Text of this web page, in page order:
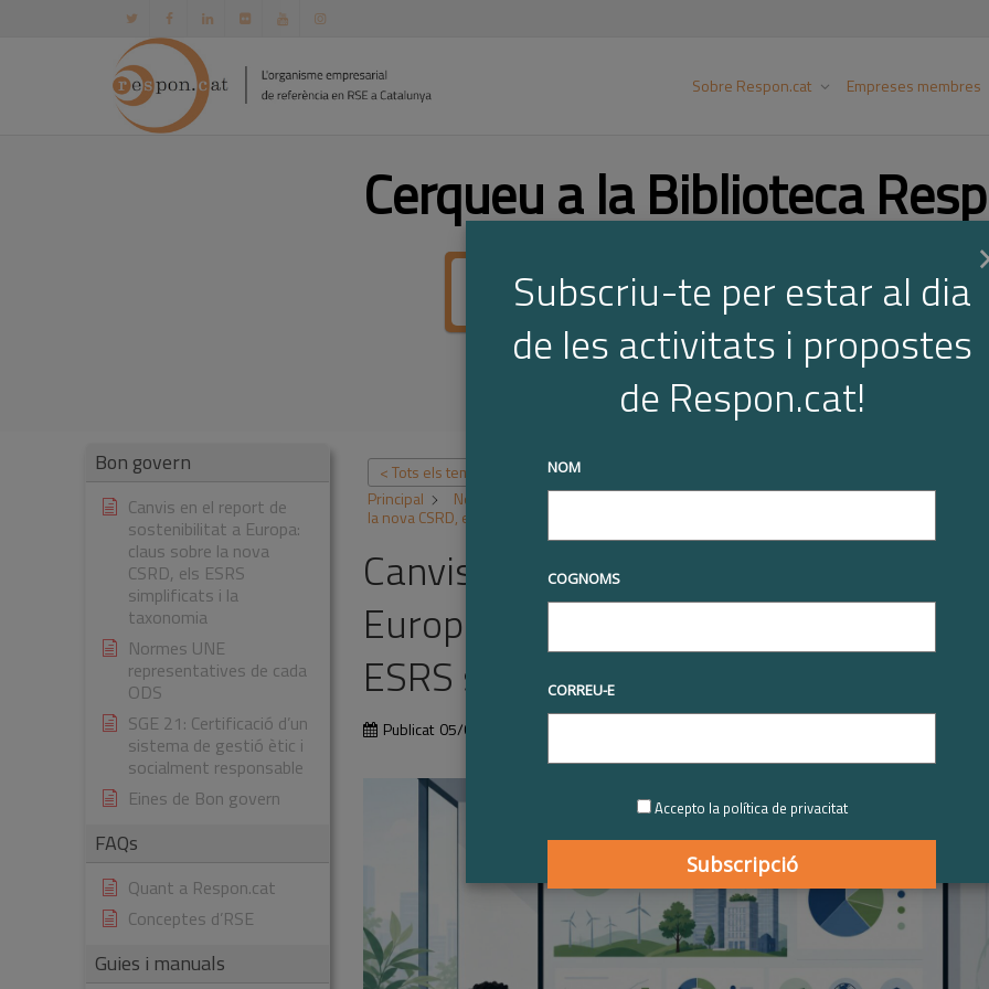
Sobre Respon.cat Empreses membres
Cerqueu a la Biblioteca
Bon govern
Canvis en el report de
sostenibilitat a Europa:
claus sobre la nova
CSRD, els ESRS
simplificats i la
taxonomia
Normes UNE
representatives de cada
ODS
SGE 21: Certificació d’un
sistema de gestió ètic i
socialment responsable
Eines de Bon govern
FAQs
Quant a Respon.cat
Conceptes d’RSE
Guies i manuals
< Tots els temes
Principal
Notes tècniques Canvis en el report de sostenibilitat a Europa: claus sobre
la nova CSRD, els ESRS simplificats i la taxonomia
Canvis en el report de sostenibilitat a
Europa: claus sobre la nova CSRD,
ESRS simplificats i la taxonomia
Publicat 05/05/2026
Subscriu-te per estar al dia
de les activitats i propostes
de Respon.cat!
NOM
COGNOMS
CORREU-E
Accepto la política de privacitat